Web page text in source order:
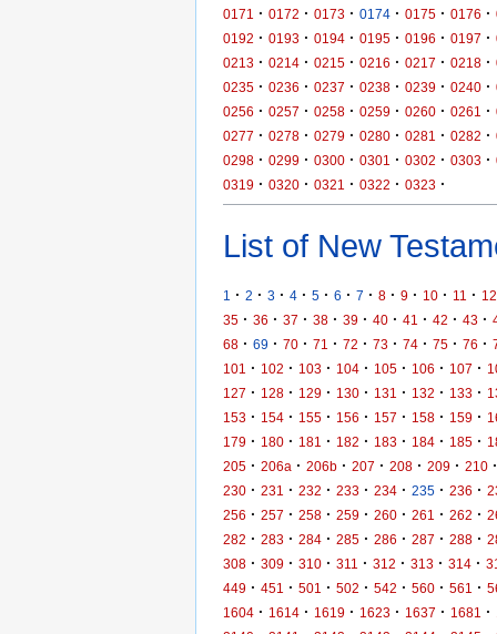
0171
· 0172 · 0173 · 0174 · 0175 · 0176 ·
0192 · 0193 · 0194 · 0195 · 0196 · 0197 ·
0213 · 0214 · 0215 · 0216 · 0217 · 0218 ·
0235 · 0236 · 0237 · 0238 · 0239 · 0240 ·
0256 · 0257 · 0258 · 0259 · 0260 · 0261 ·
0277 · 0278 · 0279 · 0280 · 0281 · 0282 ·
0298 · 0299 · 0300 · 0301 · 0302 · 0303 ·
0319 · 0320 · 0321 · 0322 · 0323 ·
List of New
1 · 2 · 3 · 4 · 5 · 6 · 7 · 8 · 9 · 10 · 11 · 12
35 · 36 · 37 · 38 · 39 · 40 · 41 · 42 · 43 ·
68 · 69 · 70 · 71 · 72 · 73 · 74 · 75 · 76 ·
101
· 102 · 103 · 104 · 105 · 106 · 107 ·
127 · 128 · 129 · 130 · 131 · 132 · 133 ·
153 · 154 · 155 · 156 · 157 · 158 · 159 ·
179 · 180 · 181 · 182 · 183 · 184 · 185 ·
205 · 206a · 206b · 207 · 208 · 209 · 210 ·
230 · 231 · 232 · 233 · 234 · 235 · 236 ·
256 · 257 · 258 · 259 · 260 · 261 · 262 ·
282 · 283 · 284 · 285 · 286 · 287 · 288 ·
308 · 309 · 310 · 311 · 312 · 313 · 314 ·
449 · 451 · 501 · 502 · 542 · 560 · 561 ·
1604 · 1614 · 1619 · 1623 · 1637 · 1681 ·